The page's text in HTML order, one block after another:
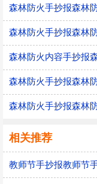
森林防火手抄报森林
森林防火手抄报森林
森林防火内容手抄报
森林防火手抄报森林
森林防火手抄报森林
相关推荐
教师节手抄报教师节